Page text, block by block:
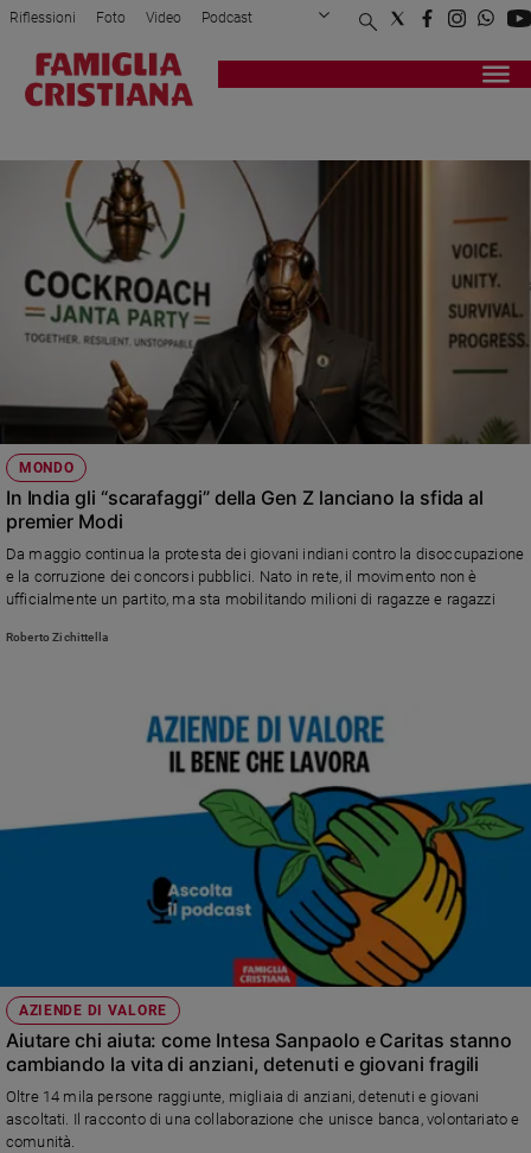
Attualità
Politica
Mondo
Economia
Legalità
e
giustizia
Papa
Papa
Chiesa
Chiesa
e
Società
e
valori
e
Creato
Riflessioni Foto Video Podcast
Privacy Policy Chi siamo
Registrati Redazione
MONDO
In India gli “scarafaggi” della Gen Z lanciano la sfida al
premier Modi
Da maggio continua la protesta dei giovani indiani contro la disoccupazione
e la corruzione dei concorsi pubblici. Nato in rete, il movimento non è
ufficialmente un partito, ma sta mobilitando milioni di ragazze e ragazzi
Roberto Zichittella
AZIENDE DI VALORE
Aiutare chi aiuta: come Intesa Sanpaolo e Caritas stanno
cambiando la vita di anziani, detenuti e giovani fragili
Oltre 14 mila persone raggiunte, migliaia di anziani, detenuti e giovani
ascoltati. Il racconto di una collaborazione che unisce banca, volontariato e
comunità.